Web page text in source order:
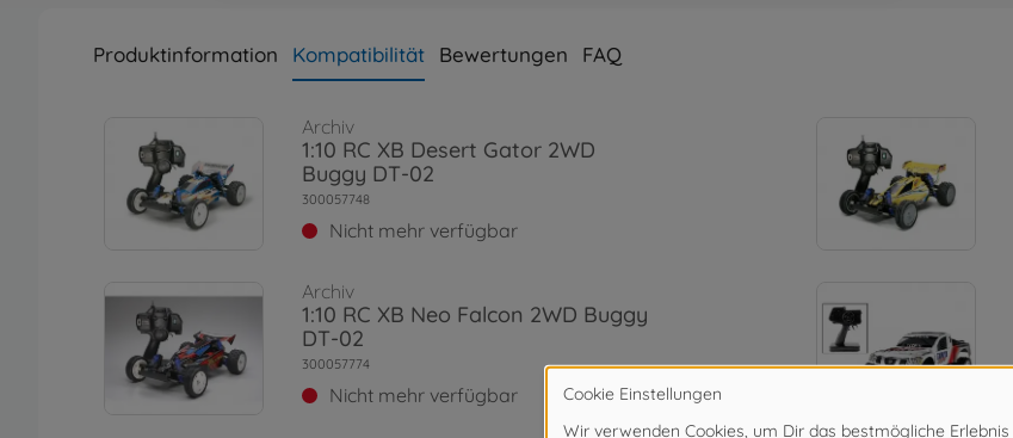
Produktinformation Kompatibilität Bewertungen FAQ
Archiv
1:10 RC XB Desert Gator 2WD
Buggy DT-02
300057748
Nicht mehr verfügbar
Archiv
1:10 RC XB Neo Falcon 2WD Buggy
DT-02
300057774
Nicht mehr verfügbar